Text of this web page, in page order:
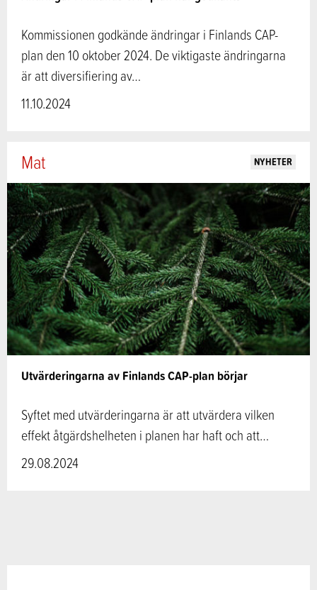
Kommissionen godkände ändringar i Finlands CAP-
plan den 10 oktober 2024. De viktigaste ändringarna
är att diversifiering av…
11.10.2024
Utvärderingarna av Finlands CAP-plan börjar
Mat NYHETER
Syftet med utvärderingarna är att utvärdera vilken
effekt åtgärdshelheten i planen har haft och att…
29.08.2024